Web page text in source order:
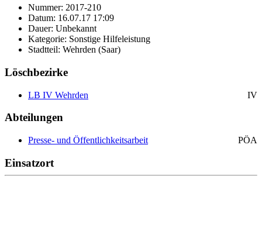
Nummer: 2017-210
Datum: 16.07.17 17:09
Dauer: Unbekannt
Kategorie: Sonstige Hilfeleistung
Stadtteil: Wehrden (Saar)
Löschbezirke
LB IV Wehrden IV
Abteilungen
Presse- und Öffentlichkeitsarbeit PÖA
Einsatzort